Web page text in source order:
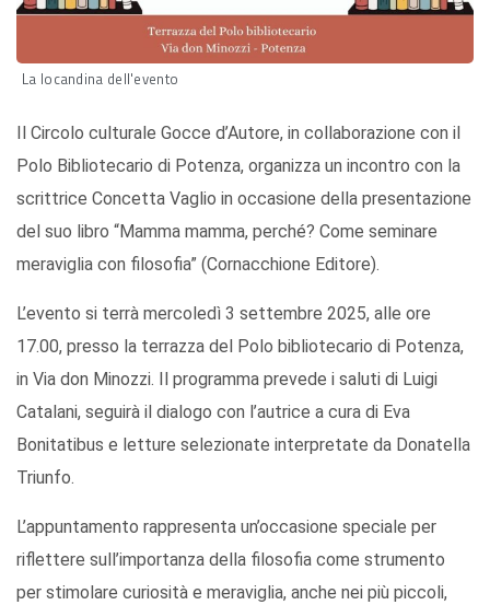
La locandina dell'evento
Il Circolo culturale Gocce d’Autore, in collaborazione con il
Polo Bibliotecario di Potenza, organizza un incontro con la
scrittrice Concetta Vaglio in occasione della presentazione
del suo libro “Mamma mamma, perché? Come seminare
meraviglia con filosofia” (Cornacchione Editore).
L’evento si terrà mercoledì 3 settembre 2025, alle ore
17.00, presso la terrazza del Polo bibliotecario di Potenza,
in Via don Minozzi. Il programma prevede i saluti di Luigi
Catalani, seguirà il dialogo con l’autrice a cura di Eva
Bonitatibus e letture selezionate interpretate da Donatella
Triunfo.
L’appuntamento rappresenta un’occasione speciale per
riflettere sull’importanza della filosofia come strumento
per stimolare curiosità e meraviglia, anche nei più piccoli,